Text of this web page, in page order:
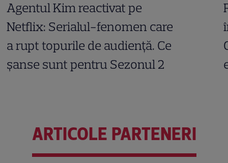
Agentul Kim reactivat pe
Netflix: Serialul-fenomen care
a rupt topurile de audiență. Ce
șanse sunt pentru Sezonul 2
ARTICOLE PARTENERI